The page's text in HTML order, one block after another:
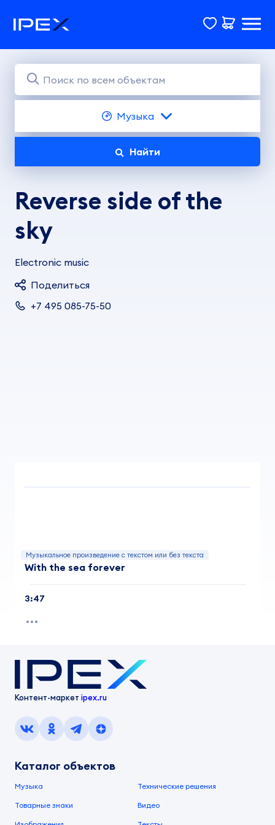
Музыка
Найти
Reverse side of the
sky
Electronic music
Поделиться
+7 495 085-75-50
Музыкальное произведение с текстом или без текста
With the sea forever
3:47
Контент-маркет ipex.ru
Каталог объектов
Музыка Технические решения
Товарные знаки Видео